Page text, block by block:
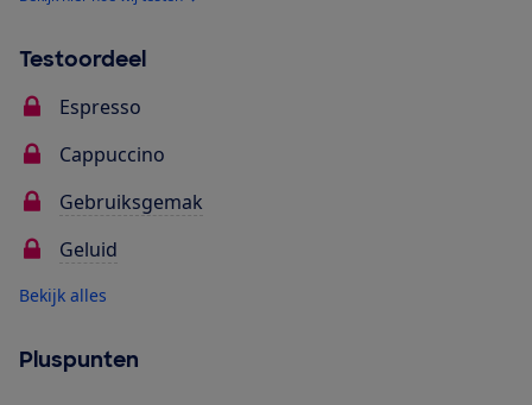
Testoordeel
Espresso
Cappuccino
Gebruiksgemak
Geluid
Bekijk alles
Pluspunten